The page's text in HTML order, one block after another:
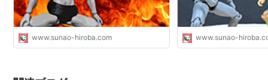
www.sunao-hiroba.com www.sunao-